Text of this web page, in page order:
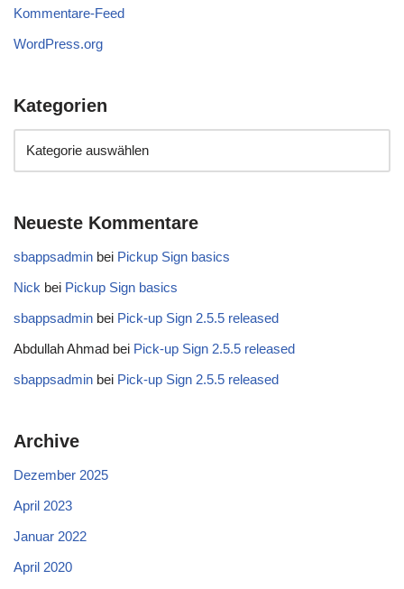
Kommentare-Feed
WordPress.org
Kategorien
Neueste Kommentare
sbappsadmin bei Pickup Sign basics
Nick bei Pickup Sign basics
sbappsadmin bei Pick-up Sign 2.5.5 released
Abdullah Ahmad bei Pick-up Sign 2.5.5 released
sbappsadmin bei Pick-up Sign 2.5.5 released
Archive
Dezember 2025
April 2023
Januar 2022
April 2020